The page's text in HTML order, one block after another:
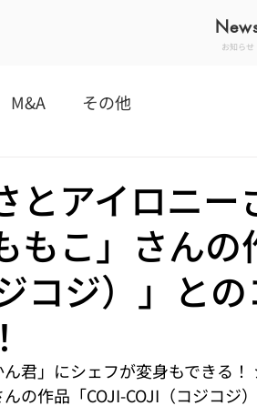
お知らせ
M&A その他
とアイロニー
もこ」さん
コジ）」と
ん君」にシェフが変身もできる
の作品「COJI-COJI（コジコジ